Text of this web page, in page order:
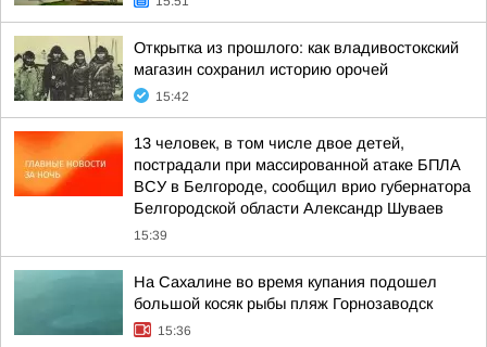
Открытка из прошлого: как владивостокский
магазин сохранил историю орочей
15:42
13 человек, в том числе двое детей,
пострадали при массированной атаке БПЛА
ВСУ в Белгороде, сообщил врио губернатора
Белгородской области Александр Шуваев
15:39
На Сахалине во время купания подошел
большой косяк рыбы пляж Горнозаводск
15:36